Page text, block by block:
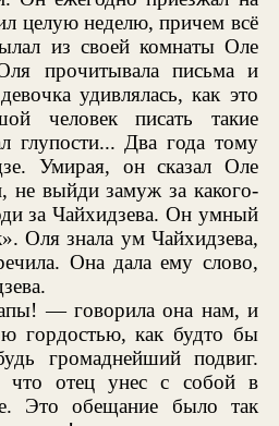
целую неделю, причем всё
из своей комнаты Оле
прочитывала письма и
удивлялась, как это
человек писать такие
глупости... Два года тому
Умирая, он сказал Оле
не выйди замуж за какого-
за Чайхидзева. Он умный
Оля знала ум Чайхидзева,
Она дала ему слово,
— говорила она нам, и
гордостью, как будто бы
громаднейший подвиг.
что отец унес с собой в
Это обещание было так